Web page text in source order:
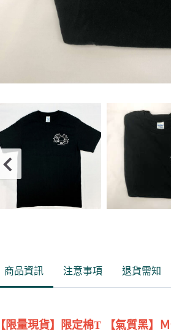
商品資訊 注意事項 退貨需知
【限量現貨】限定棉T 【氣質黑】